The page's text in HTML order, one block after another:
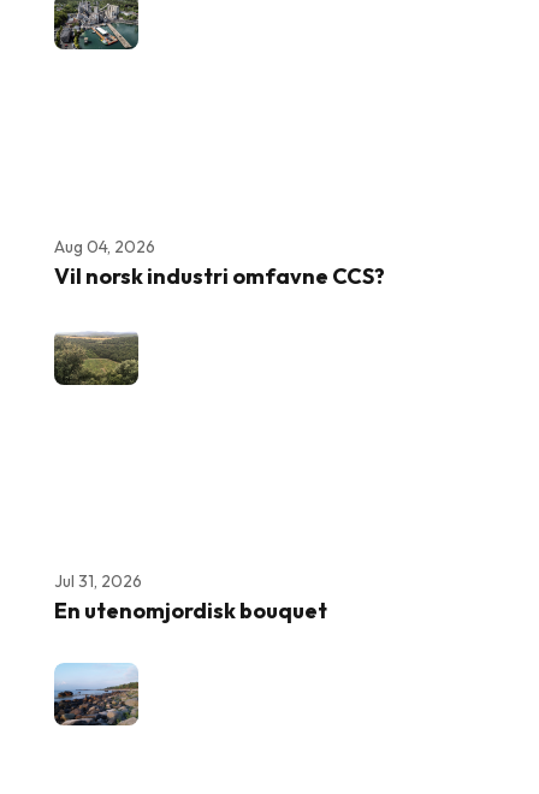
Aug 04, 2026
Vil norsk industri omfavne CCS?
Jul 31, 2026
En utenomjordisk bouquet